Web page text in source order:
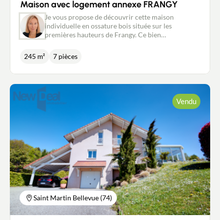
Maison avec logement annexe FRANGY
Je vous propose de découvrir cette maison
individuelle en ossature bois située sur les
premières hauteurs de Frangy. Ce bien
(dont 187m² habitables) et offre un logement
indépendant en annexe (petite maison avec sa
maison principale se développe sur trois niveaux.
Au rez-de-jardin, l'espace de vie s'articule autour
d'une cuisine, créant ainsi une ambiance conviviale
sur 58m² avec salle à manger et séjour. Ce niveau
comprend également une entrée, un WC
indépendant, des rangements et une vaste
buanderie avec un accès direct depuis le garage. À
l'étage se trouvent deux chambres enfants, une
suite parentale avec sa salle d'eau, un bel espace en
mezzanine et une salle de bains équipée d'un
hammam. Dans le comble, une pièce polyvalente
est à votre disposition, vous permettant de laisser
libre cours à votre créativité, que ce soit pour une
salle de jeux, un atelier ou un espace de détente
exclusif. Une dépendance pratique vient compléter
245 m² 7 pièces
Saint Martin Bellevue (74)
Vendu